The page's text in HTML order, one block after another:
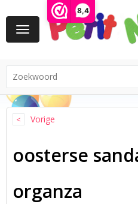
8,4
Toggle
navigation
Vorige
oosterse
organza